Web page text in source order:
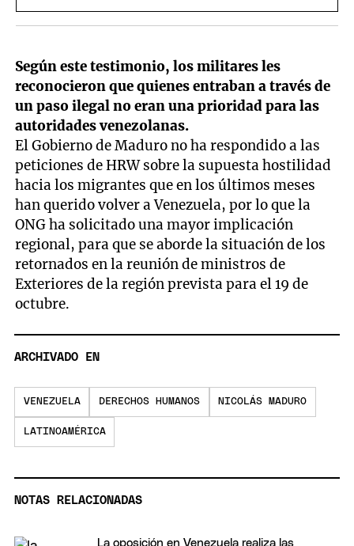
Según este testimonio, los militares les
reconocieron que quienes entraban a través de
un paso ilegal no eran una prioridad para las
autoridades venezolanas.
El Gobierno de Maduro no ha respondido a las
peticiones de HRW sobre la supuesta hostilidad
hacia los migrantes que en los últimos meses
han querido volver a Venezuela, por lo que la
ONG ha solicitado una mayor implicación
regional, para que se aborde la situación de los
retornados en la reunión de ministros de
Exteriores de la región prevista para el 19 de
octubre.
ARCHIVADO EN
VENEZUELA DERECHOS HUMANOS NICOLÁS MADURO
LATINOAMÉRICA
NOTAS RELACIONADAS
La oposición en Venezuela realiza las